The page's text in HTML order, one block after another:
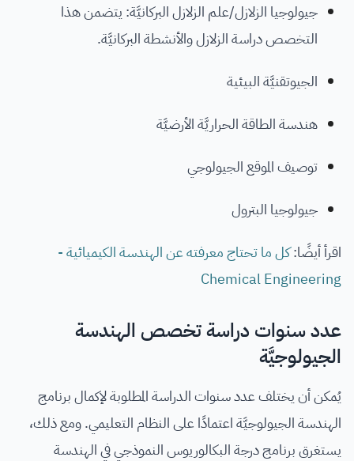
جيولوجيا الزلازل/علم الزلازل البركانيَّة: يتضمن هذا
التخصص دراسة الزلازل والأنشطة البركانيَّة.
الجيوتقنيَّة البيئية
هندسة الطاقة الحراريَّة الأرضيَّة
توصيف الموقع الجيولوجي
جيولوجيا البترول
اقرأ أيضًا:كل ما تحتاج معرفته عن الهندسة الكيميائية -
Chemical Engineering
عدد سنوات دراسة تخصص الهندسة
الجيولوجيَّة
يُمكن أن يختلف عدد سنوات الدراسة المطلوبة لإكمال برنامج
الهندسة الجيولوجيَّة اعتمادًا على النظام التعليمي. ومع ذلك،
يستغرق برنامج درجة البكالوريوس النموذجي في الهندسة